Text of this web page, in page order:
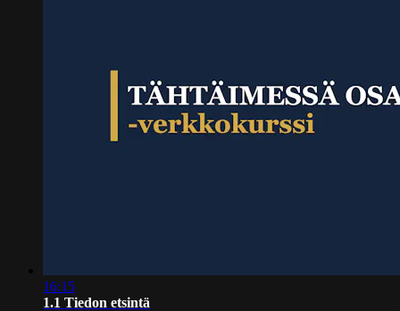
16:15
1.1 Tiedon etsintä